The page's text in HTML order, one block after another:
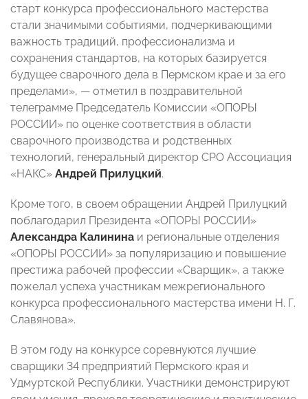
старт конкурса профессионального мастерства
стали значимыми событиями, подчеркивающими
важность традиций, профессионализма и
сохранения стандартов, на которых базируется
будущее сварочного дела в Пермском крае и за его
пределами», — отметил в поздравительной
телеграмме Председатель Комиссии «ОПОРЫ
РОССИИ» по оценке соответствия в области
сварочного производства и родственных
технологий, генеральный директор СРО Ассоциация
«НАКС» Андрей Прилуцкий.
Кроме того, в своем обращении Андрей Прилуцкий
поблагодарил Президента «ОПОРЫ РОССИИ»
Александра Калинина и региональные отделения
«ОПОРЫ РОССИИ» за популяризацию и повышение
престижа рабочей профессии «Сварщик», а также
пожелал успеха участникам межрегионального
конкурса профессионального мастерства имени Н. Г.
Славянова».
В этом году на конкурсе соревнуются лучшие
сварщики 34 предприятий Пермского края и
Удмуртской Республики. Участники демонстрируют